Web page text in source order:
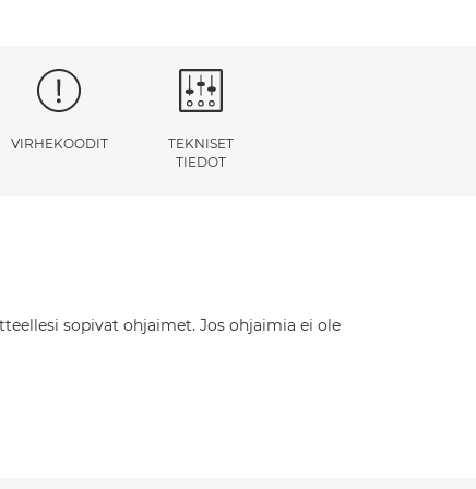
VIRHEKOODIT
TEKNISET
TIEDOT
sopivat ohjaimet. Jos ohjaimia ei ole